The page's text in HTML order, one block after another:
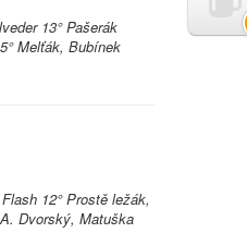
13° Pašerák
Melťák, Bubínek
12° Prostě ležák,
Dvorský, Matuška